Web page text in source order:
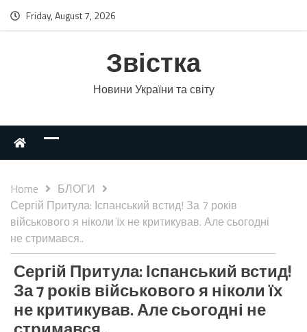
Friday, August 7, 2026
Звістка
Новини України та світу
Home
БЛОГИ
Сергій Притула: Іспанський встид! За 7 років
військового я ніколи їх не критикував. Але сьогодні
не стримався..
Сергій Притула: Іспанський встид!
За 7 років військового я ніколи їх
не критикував. Але сьогодні не